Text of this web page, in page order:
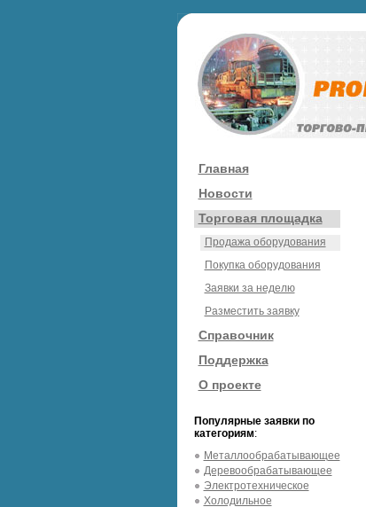
Главная
Новости
Торговая площадка
Продажа оборудования
Покупка оборудования
Заявки за неделю
Разместить заявку
Справочник
Поддержка
О проекте
Популярные заявки по
категориям:
Металлообрабатывающее
Деревообрабатывающее
Электротехническое
Холодильное